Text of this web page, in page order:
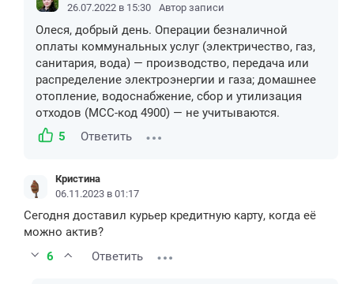
26.07.2022 в 15:30
Автор записи
Олеся, добрый день. Операции безналичной
оплаты коммунальных услуг (электричество, газ,
санитария, вода) — производство, передача или
распределение электроэнергии и газа; домашнее
отопление, водоснабжение, сбор и утилизация
отходов (МСС-код 4900) — не учитываются.
5
Ответить
Кристина
06.11.2023 в 01:17
Сегодня доставил курьер кредитную карту, когда её
можно актив?
6
Ответить